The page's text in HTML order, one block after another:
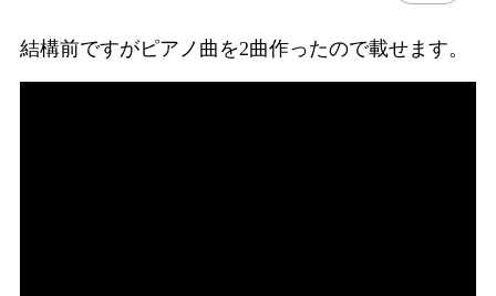
結構前ですがピアノ曲を2曲作ったので載せます。